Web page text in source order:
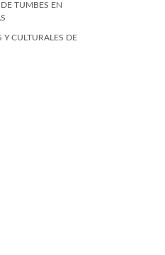
TUMBES EN
Y CULTURALES DE